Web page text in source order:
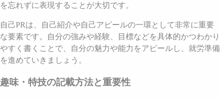
を忘れずに表現することが大切です。
自己PRは、自己紹介や自己アピールの一環として非常に重要
な要素です。自分の強みや経験、目標などを具体的かつわかり
やすく書くことで、自分の魅力や能力をアピールし、就労準備
を進めていきましょう。
趣味・特技の記載方法と重要性